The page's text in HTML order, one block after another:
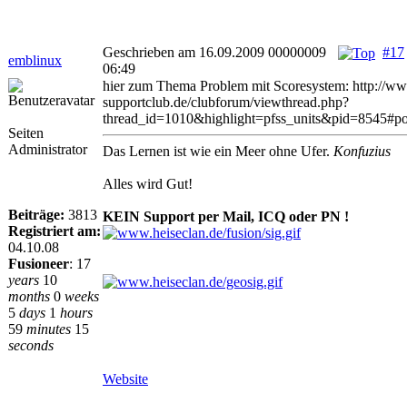
emblinux
#17
Geschrieben am 16.09.2009 00000009
06:49
Seiten
Administrator
Beiträge: 3813
Registriert am:
04.10.08
Fusioneer: 17
years 10
months 0 weeks
5 days 1 hours
59 minutes 15
seconds
hier zum Thema Problem mit Scoresystem: http://
supportclub.de/clubforum/viewthread.php?
Das Lernen ist wie ein Meer ohne Ufer. Konfuzius
Alles wird Gut!
KEIN Support per Mail, ICQ oder PN !
Website